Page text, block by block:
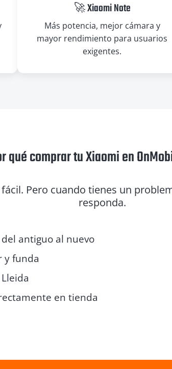
🚀 Xiaomi Note
Más potencia, mejor cámara y
mayor rendimiento para usuarios
exigentes.
qué comprar tu Xiaomi en
Pero cuando tienes un
responda.
antiguo al nuevo
y funda
en tienda